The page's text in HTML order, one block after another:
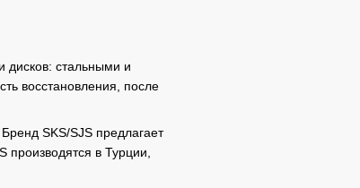
дисков: стальными и
восстановления, после
SKS/SJS предлагает
производятся в Турции,